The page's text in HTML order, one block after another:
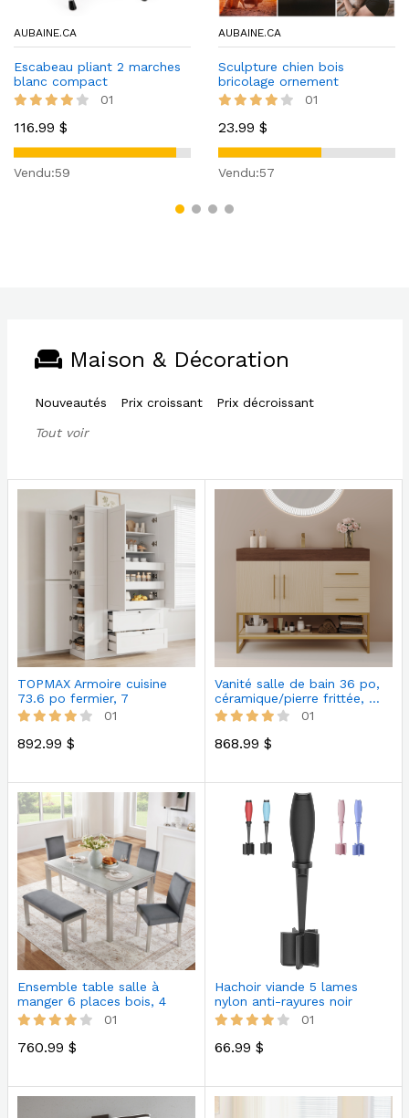
AUBAINE.CA
Escabeau pliant 2 marches
blanc compact
01
116.99 $
Vendu:59
AUBAINE.CA
Sculpture chien bois
bricolage ornement
décoration Noël
01
23.99 $
Vendu:57
Maison & Décoration
Nouveautés Prix croissant Prix décroissant
Tout voir
TOPMAX Armoire cuisine
73.6 po fermier, 7
tablettes, b…
01
892.99 $
Vanité salle de bain 36 po,
céramique/pierre frittée, …
01
868.99 $
Ensemble table salle à
manger 6 places bois, 4
chaises…
01
760.99 $
Hachoir viande 5 lames
nylon anti-rayures noir
01
66.99 $